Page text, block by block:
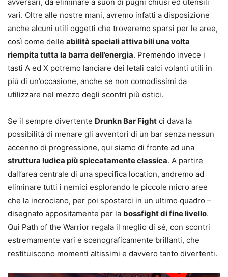
avversari, da eliminare a suon di pugni chiusi ed utensili
vari. Oltre alle nostre mani, avremo infatti a disposizione
anche alcuni utili oggetti che troveremo sparsi per le aree,
così come delle abilità speciali attivabili una volta
riempita tutta la barra dell’energia. Premendo invece i
tasti A ed X potremo lanciare dei letali calci volanti utili in
più di un’occasione, anche se non comodissimi da
utilizzare nel mezzo degli scontri più ostici.
Se il sempre divertente Drunkn Bar Fight ci dava la
possibilità di menare gli avventori di un bar senza nessun
accenno di progressione, qui siamo di fronte ad una
struttura ludica più spiccatamente classica. A partire
dall’area centrale di una specifica location, andremo ad
eliminare tutti i nemici esplorando le piccole micro aree
che la incrociano, per poi spostarci in un ultimo quadro –
disegnato appositamente per la bossfight di fine livello.
Qui Path of the Warrior regala il meglio di sé, con scontri
estremamente vari e scenograficamente brillanti, che
restituiscono momenti altissimi e davvero tanto divertenti.